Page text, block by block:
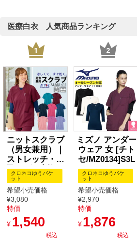
医療白衣 人気商品ランキング
ニットスクラブ
（男女兼用）｜
ストレッチ・制
電・吸汗速乾 医
療用スクラブ 看
護師・介護・歯
科｜[アイト
ス/AZ861411]
クロネコゆうパケ
ット
希望小売価格
¥3,080
特価
¥ 1,540
税込
ミズノ アンダー
ウェア 女 [チト
セ/MZ0134]S3L
クロネコゆうパケ
ット
希望小売価格
¥2,970
特価
¥ 1,876
税込